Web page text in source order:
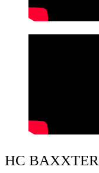
HC BAXXTER